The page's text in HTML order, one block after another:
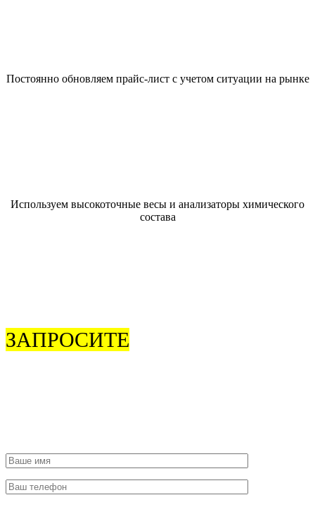
Постоянно обновляем прайс-лист с учетом ситуации на рынке
Используем высокоточные весы и анализаторы химического
состава
ЗАПРОСИТЕ